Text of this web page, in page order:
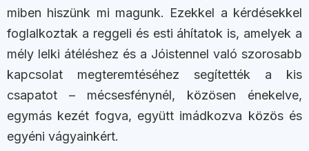
miben hiszünk mi magunk. Ezekkel a kérdésekkel
foglalkoztak a reggeli és esti áhítatok is, amelyek a
mély lelki átéléshez és a Jóistennel való szorosabb
kapcsolat megteremtéséhez segítették a kis
csapatot – mécsesfénynél, közösen énekelve,
egymás kezét fogva, együtt imádkozva közös és
egyéni vágyainkért.